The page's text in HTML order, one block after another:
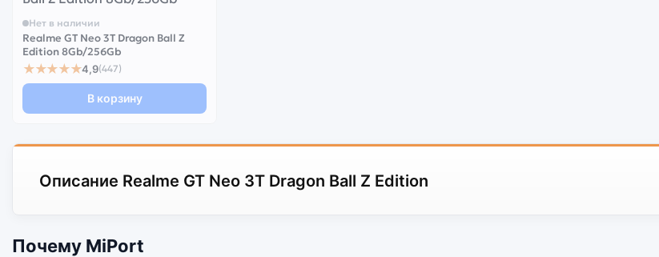
Нет в наличии
Realme GT Neo 3T Dragon Ball Z
Edition 8Gb/256Gb
★★★★★4,9(447)
В корзину
Описание Realme GT Neo 3T Dragon Ball Z Edition
Почему MiPort